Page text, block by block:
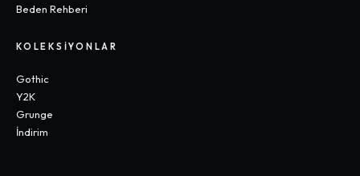
Beden Rehberi
KOLEKSIYONLAR
Gothic
Y2K
Grunge
İndirim